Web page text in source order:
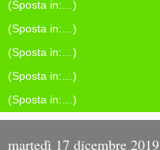
martedì 17 dicembre 2019